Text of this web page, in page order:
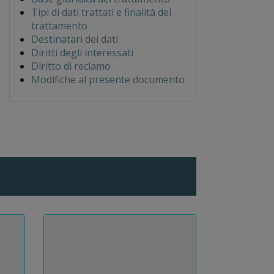
Tipi di dati trattati e finalità del
trattamento
Destinatari dei dati
Diritti degli interessati
Diritto di reclamo
Modifiche al presente documento